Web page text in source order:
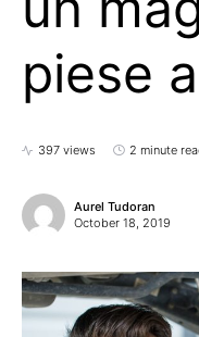
piese
397 views 2 minute
Aurel Tudoran
October 18, 2019